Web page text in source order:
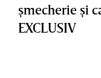
şmecherie şi
EXCLUSIV